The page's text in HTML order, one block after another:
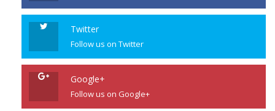
Twitter
Follow us on Twitter
Google+
Follow us on Google+